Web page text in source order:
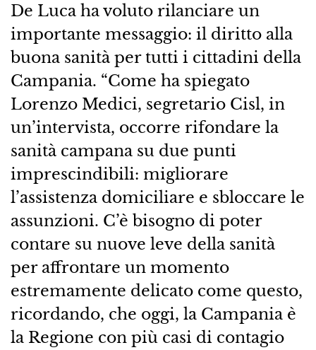
De Luca ha voluto rilanciare un
importante messaggio: il diritto alla
buona sanità per tutti i cittadini della
Campania. “Come ha spiegato
Lorenzo Medici, segretario Cisl, in
un’intervista, occorre rifondare la
sanità campana su due punti
imprescindibili: migliorare
l’assistenza domiciliare e sbloccare le
assunzioni. C’è bisogno di poter
contare su nuove leve della sanità
per affrontare un momento
estremamente delicato come questo,
ricordando, che oggi, la Campania è
la Regione con più casi di contagio